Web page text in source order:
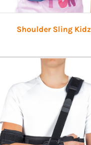
Shoulder Sling Kidz